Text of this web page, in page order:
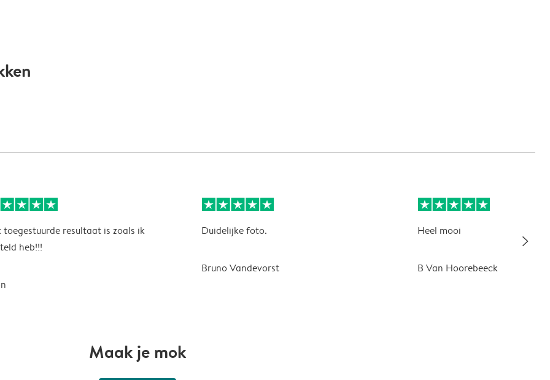
toegestuurde resultaat is zoals ik
heb!!!
Duidelijke foto.
Bruno Vandevorst
Heel mooi
B Van Hoorebeeck
slim_arrow_right
Maak je mok